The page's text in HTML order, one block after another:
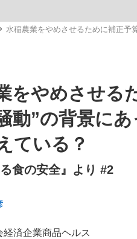
水稲農業をやめさせるために補正予
をやめさせる
動”の背景に
ている？
る食の安全』より #2
経済企業商品ヘルス